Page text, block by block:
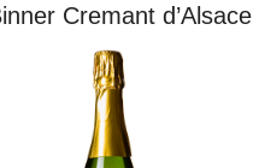
Cremant d’Alsace